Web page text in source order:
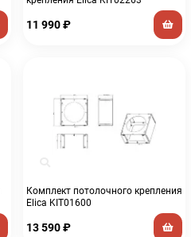
11 990₽
Комплект потолочного крепления
Elica KIT01600
13 590₽